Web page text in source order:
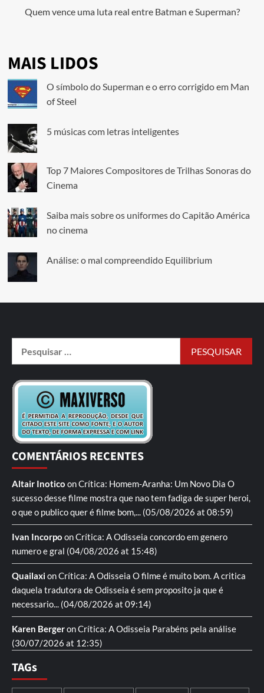
Quem vence uma luta real entre Batman e Superman?
MAIS LIDOS
O símbolo do Superman e o erro corrigido em Man
of Steel
5 músicas com letras inteligentes
Top 7 Maiores Compositores de Trilhas Sonoras do
Cinema
Saiba mais sobre os uniformes do Capitão América
no cinema
Análise: o mal compreendido Equilibrium
COMENTÁRIOS RECENTES
Altair Inotico onCrítica: Homem-Aranha: Um Novo Dia O
sucesso desse filme mostra que nao tem fadiga de super heroi,
o que o publico quer é filme bom,... (05/08/2026 at 08:59)
Ivan Incorpo onCrítica: A Odisseia concordo em genero
numero e gral (04/08/2026 at 15:48)
QuailaxionCrítica: A Odisseia O filme é muito bom. A critica
daquela tradutora de Odisseia é sem proposito ja que é
necessario... (04/08/2026 at 09:14)
Karen BergeronCrítica: A Odisseia Parabéns pela análise
(30/07/2026 at 12:35)
TAGs